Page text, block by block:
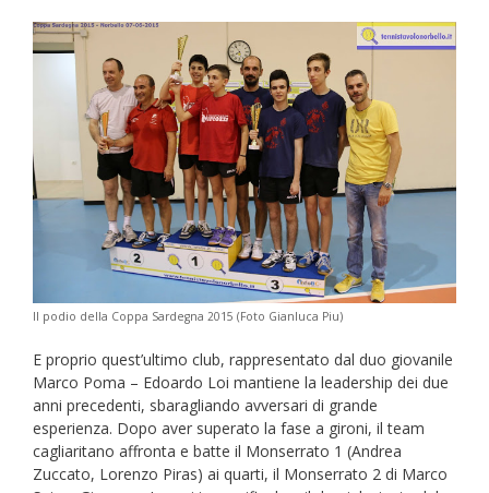
Il podio della Coppa Sardegna 2015 (Foto Gianluca Piu)
E proprio quest’ultimo club, rappresentato dal duo giovanile
Marco Poma – Edoardo Loi mantiene la leadership dei due
anni precedenti, sbaragliando avversari di grande
esperienza. Dopo aver superato la fase a gironi, il team
cagliaritano affronta e batte il Monserrato 1 (Andrea
Zuccato, Lorenzo Piras) ai quarti, il Monserrato 2 di Marco